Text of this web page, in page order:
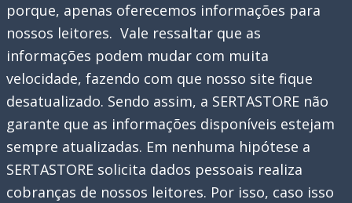
porque, apenas oferecemos informações para
nossos leitores. Vale ressaltar que as
informações podem mudar com muita
velocidade, fazendo com que nosso site fique
desatualizado. Sendo assim, a SERTASTORE não
garante que as informações disponíveis estejam
sempre atualizadas. Em nenhuma hipótese a
SERTASTORE solicita dados pessoais realiza
cobranças de nossos leitores. Por isso, caso isso